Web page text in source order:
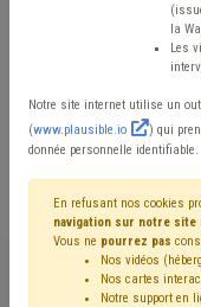
Les caméras de
utilisées sur le
sécuriser des
infractions ou
L’installation et
sont régies,
surveillance et le
la
Les
Notre site internet utilise un
(www.plausible.io
) qui
donnée personnelle identifiable.
En refusant nos cookies
navigation sur notre site
Vous ne pourrez pas
Nos vidéos
Nos cartes
Notre support en